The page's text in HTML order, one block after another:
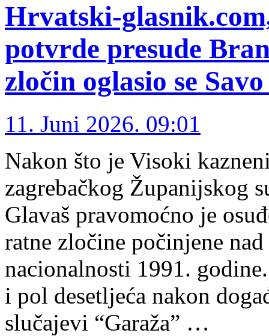
Hrvatski-
potvrde presude
zločin oglasio se
11. Juni 2026. 09:01
Nakon što je Visoki
zagrebačkog Županijskog
Glavaš pravomoćno je
ratne zločine počinjene
nacionalnosti 1991.
i pol desetljeća nakon
slučajevi “Garaža” …